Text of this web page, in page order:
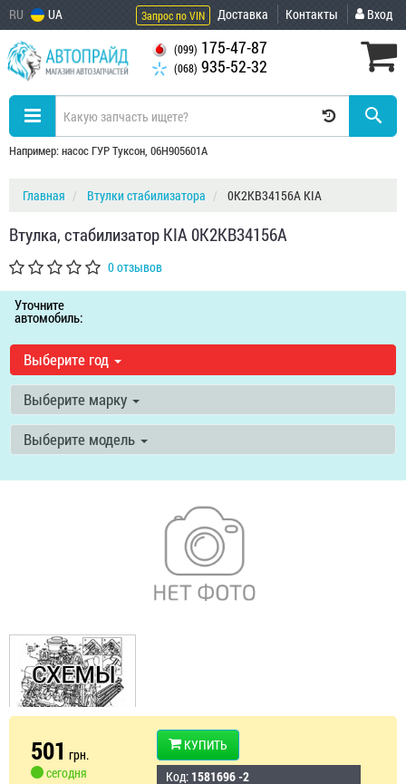
RU UA Запрос по VIN Доставка Контакты Вход
(099) 175-47-87
(068) 935-52-32
Например: насос ГУР Туксон, 06H905601A
Главная Втулки стабилизатора 0K2KB34156A KIA
Втулка, стабилизатор KIA 0K2KB34156A
0 отзывов
Уточните
автомобиль:
Выберите год
Выберите марку
Выберите модель
501 грн.
сегодня
КУПИТЬ
Код: 1581696 -2